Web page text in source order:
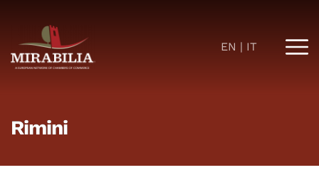
EN IT
Rimini